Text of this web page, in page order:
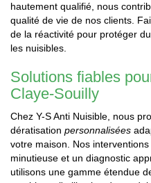
hautement qualifié, nous
qualité de vie de nos clients.
de la réactivité pour protéger
les nuisibles.
Solutions fiables
Claye-Souilly
Chez Y-S Anti Nuisible, nous
dératisation personnalisées
votre maison. Nos
minutieuse et un diagnostic
utilisons une gamme étendue